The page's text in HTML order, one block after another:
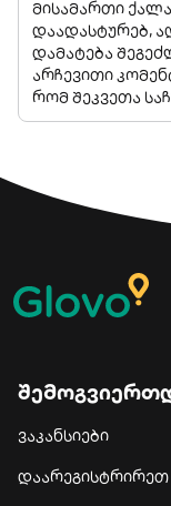
მისამართი
დაადასტურებ,
დამატება
არჩევითი
რომ შეკვეთა
ვაკანსიები
დაარეგისტრირეთ